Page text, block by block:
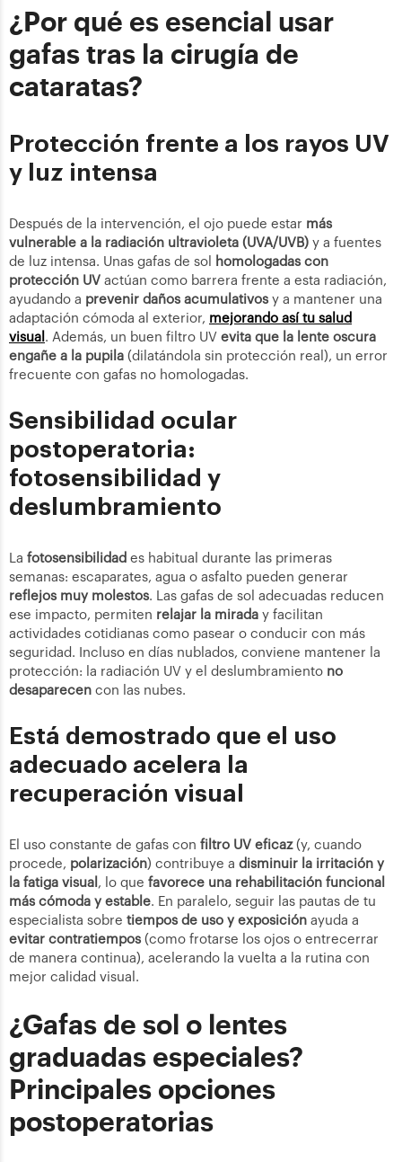
¿Por qué es esencial usar
gafas tras la cirugía de
cataratas?
Protección frente a los rayos UV
y luz intensa
Después de la intervención, el ojo puede estar más
vulnerable a la radiación ultravioleta (UVA/UVB) y a fuentes
de luz intensa. Unas gafas de sol
homologadas con
protección UV actúan como barrera frente a esta radiación,
ayudando a prevenir daños acumulativosy a mantener una
adaptación cómoda al exterior, mejorando así tu salud
visual . Además, un buen filtro UV evita que la lente oscura
engañe a la pupila (dilatándola sin protección real), un error
frecuente con gafas no homologadas.
Sensibilidad ocular
postoperatoria:
fotosensibilidad y
deslumbramiento
La fotosensibilidad es habitual durante las primeras
semanas: escaparates, agua o asfalto pueden generar
reflejos muy molestos. Las gafas de sol adecuadas reducen
ese impacto, permiten relajar la mirada y facilitan
actividades cotidianas como pasear o conducir con más
seguridad. Incluso en días nublados, conviene mantener la
protección: la radiación UV y el deslumbramiento no
desaparecen con las nubes.
Está demostrado que el uso
adecuado acelera la
recuperación visual
El uso constante de gafas con filtro UV eficaz(y, cuando
procede, polarización) contribuye a disminuir la irritación y
la fatiga visual , lo que favorece una rehabilitación funcional
más cómoda y estable. En paralelo, seguir las pautas de tu
especialista sobre tiempos de uso y exposición ayuda a
evitar contratiempos(como frotarse los ojos o entrecerrar
de manera continua), acelerando la vuelta a la rutina con
mejor calidad visual.
¿Gafas de sol o lentes
graduadas especiales?
Principales opciones
postoperatorias